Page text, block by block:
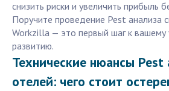
снизить риски и увеличить прибыль
Поручите проведение Pest анализа
Workzilla — это первый шаг к вашему
развитию.
Технические нюансы Pest
отелей: чего стоит